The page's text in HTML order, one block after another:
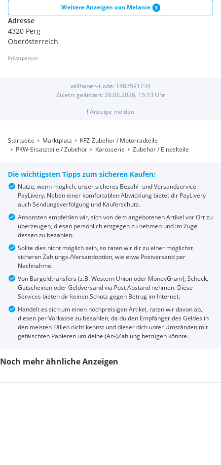
Weitere Anzeigen von Melanie 3
Adresse
4320 Perg
Oberösterreich
Privatperson
willhaben-Code: 1483591734
Zuletzt geändert: 28.06.2026, 15:13 Uhr
!Anzeige melden
Startseite Marktplatz
KFZ-Zubehör / Motorradteile
PKW-Ersatzteile / Zubehör
Karosserie Zubehör / Einzelteile
Die wichtigsten Tipps zum sicheren Kaufen:
Nutze, wenn möglich, unser sicheres Bezahl- und Versandservice
PayLivery. Neben einer komfortablen Abwicklung bietet dir PayLivery
auch Sendungsverfolgung und Käuferschutz.
Ansonsten empfehlen wir, sich von dem angebotenen Artikel vor Ort zu
überzeugen, diesen persönlich entgegen zu nehmen und im Zuge
dessen zu bezahlen.
Sollte dies nicht möglich sein, so raten wir dir zu einer möglichst
sicheren Zahlungs-/Versandoption, wie etwa Postversand per
Nachnahme.
Von Bargeldtransfers (z.B. Western Union oder MoneyGram), Scheck,
Gutscheinen oder Geldversand via Post Abstand nehmen. Diese
Services bieten dir keinen Schutz gegen Betrug im Internet.
Handelt es sich um einen hochpreisigen Artikel, raten wir davon ab,
diesen per Vorkasse zu bezahlen, da du den Empfänger des Geldes in
den meisten Fällen nicht kennst und dieser dich unter Umständen mit
gefälschten Papieren um deine (An-)Zahlung betrügen könnte.
Noch mehr ähnliche Anzeigen